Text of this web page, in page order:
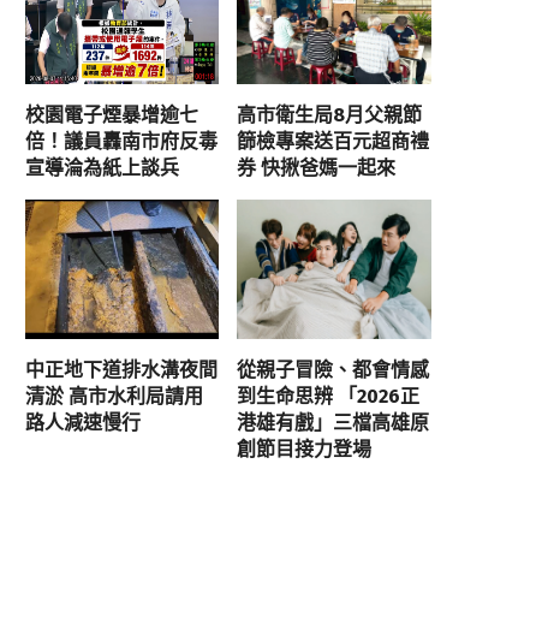
校園電子煙暴增逾七
倍！議員轟南市府反毒
宣導淪為紙上談兵
高市衛生局8月父親節
篩檢專案送百元超商禮
券 快揪爸媽一起來
中正地下道排水溝夜間
清淤 高市水利局請用
路人減速慢行
從親子冒險、都會情感
到生命思辨 「2026正
港雄有戲」三檔高雄原
創節目接力登場